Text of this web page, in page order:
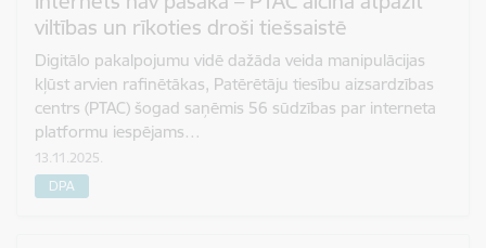
viltības un rīkoties droši tiešsaistē
Digitālo pakalpojumu vidē dažāda veida manipulācijas
kļūst arvien rafinētākas, Patērētāju tiesību aizsardzības
centrs (PTAC) šogad saņēmis 56 sūdzības par interneta
platformu iespējams…
13.11.2025.
DPA